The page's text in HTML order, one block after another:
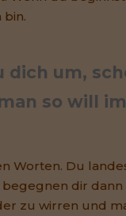
bin.
um,
so will
Worten. Du
dir dann
zu wirren und